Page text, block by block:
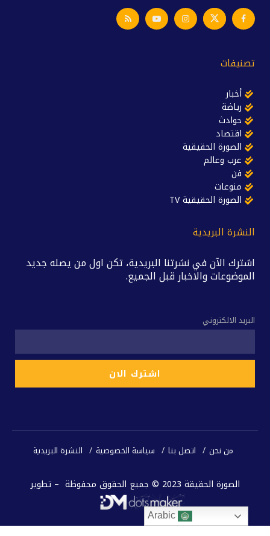
تصنيفات
أخبار
رياضة
حوادث
اقتصاد
الصورة الحقيقية
عرب وعالم
فن
منوعات
الصورة الحقيقية TV
النشرة البريدية
اشترك الآن في نشرتنا البريدية، تكن اول من يصله جديد
الموضوعات والاخبار قبل الجميع.
البريد الالكتروني
من نحن اتصل بنا سياسة الخصوصية النشرة البريدية
الصورة الحقيقة 2023 © جميع الحقوق محفوظة – تطوير